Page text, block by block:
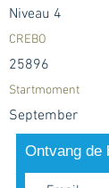
Niveau 4
CREBO
25896
Startmoment
September
Ontvang de